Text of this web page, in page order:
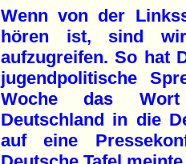
Wenn von der
hören ist, sind
aufzugreifen. So hat
jugendpolitische
Woche das Wort
Deutschland in die
auf eine